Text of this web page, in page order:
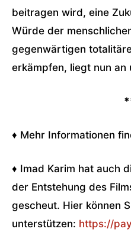
beitragen wird, eine
Würde der
gegenwärtigen
erkämpfen, liegt nun
♦ Mehr Informationen
♦ Imad Karim hat auch
der Entstehung des
gescheut. Hier können
unterstützen: https://